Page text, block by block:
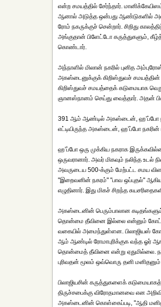
என்ற சமயத்தில் சேர்ந்தார்.
ஆனால் அடுத்த ஒன்பது ஆண்டுகளில் அவர்
ரோம் நகருக்குச் சென்றார். சிறிது
அங்குதான் பிளேட்டோ கருத்துகளும்,
கொண்டார்.
அந்நாளில் மிலான் நகரில் புனித
அகஸ்டைனுக்குக் கிறிஸ்துவச்
கிறிஸ்துவச் சமயத்தைக் கடுமையாக
ஞானஸ்நானம் செய்து வைத்தார். அதன்
391 ஆம் ஆண்டில் அகஸ்டைன், ஹ’ப்போ நகர
எட்டியிருந்த அகஸ்டைன், ஹ’ப்போ நகரின்
ஹ’ப்போ ஒரு முக்கிய நகராக
ஒருவரானார். அவர் மிகவும் நலிந்த
அவருடைய 500-க்கும் மேற்பட்ட சமய
"இறைவனின் நகரம்" "பாவ ஒப்புதல்"
எழுதினார். இது மிகச் சிறந்த
அகஸ்டைனின் பெரும்பாலான
தொன்மை தீவினை இல்லை என்னும்
வகையில் அமைந்துள்ளன. பிலாஜியஸ்
ஆம் ஆண்டில் ரோமாபுரிக்குக வந்த ஓர்
தொன்மைத் தீவினை என்று ஏதுமில்லை.
புரிவதன் மூலம் ஒவ்வொரு தனி மனிதனும்
பிலாஜியசின் கருத்துகளைக்
திருச்சபைக்கு விரோதமானவை என
அகஸ்டைனின் கொள்கைப்படி, "ஆதி